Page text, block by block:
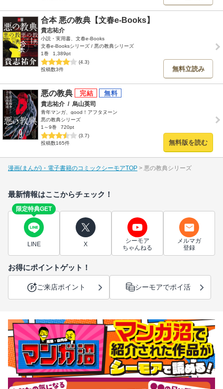
合本 悪の教典【文春e-Books】
貴志祐介
小説・実用書、文春e-Books
文春e-Booksシリーズ / 悪の教典シリーズ
1巻
1,389pt
(4.3)
投稿数3件
無料立読み
悪の教典
貴志祐介 / 烏山英司
青年マンガ、good！アフタヌーン
悪の教典シリーズ
1～9巻
720pt
(3.7)
投稿数165件
無料版を読む
漫画(まんが)・電子書籍のコミックシーモアTOP 悪の教典シリーズ
最新情報はここからチェック！
限定特典GET
LINE X
シーモア
ちゃんねる
メルマガ
登録
お得にポイントゲット！
ご来店ポイント シーモアでポイ活